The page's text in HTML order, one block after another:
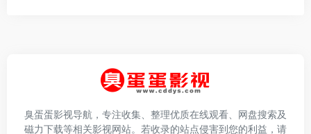
臭蛋蛋影视导航，专注收集、整理优质在线观看、网盘搜索及
磁力下载等相关影视网站。若收录的站点侵害到您的利益，请